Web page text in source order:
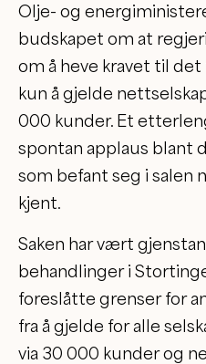
Olje- og
budskapet om at
om å heve kravet til
kun å gjelde
000 kunder. Et
spontan applaus blant
som befant seg i salen
kjent.
Saken har vært
behandlinger i
foreslåtte grenser for
fra å gjelde for alle
via 30 000 kunder og